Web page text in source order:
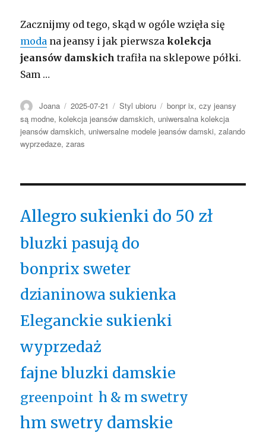
Zacznijmy od tego, skąd w ogóle wzięła się
moda na jeansy i jak pierwszakolekcja
jeansów damskich trafiła na sklepowe półki.
Sam …
Autor
Joana Opublikowano
2025-07-21 Kategorie
Styl ubioru Tagi
bonpr ix,czy jeansy
są modne,kolekcja jeansów damskich, uniwersalna kolekcja
jeansów damskich, uniwersalne modele jeansów damski,zalando
wyprzedaze,zaras
Allegro sukienki do 50 zł
bluzki pasują do
bonprix sweter
dzianinowa sukienka
Eleganckie sukienki
wyprzedaż
fajne bluzki damskie
greenpoint h & m swetry
hm swetry damskie